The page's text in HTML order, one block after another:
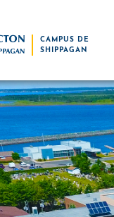
CAMPUS DE
SHIPPAGAN